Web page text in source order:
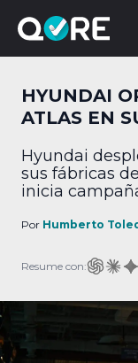
HYUNDAI
ATLAS EN
Hyundai
sus fábricas
inicia
Por Humberto
Resume con: